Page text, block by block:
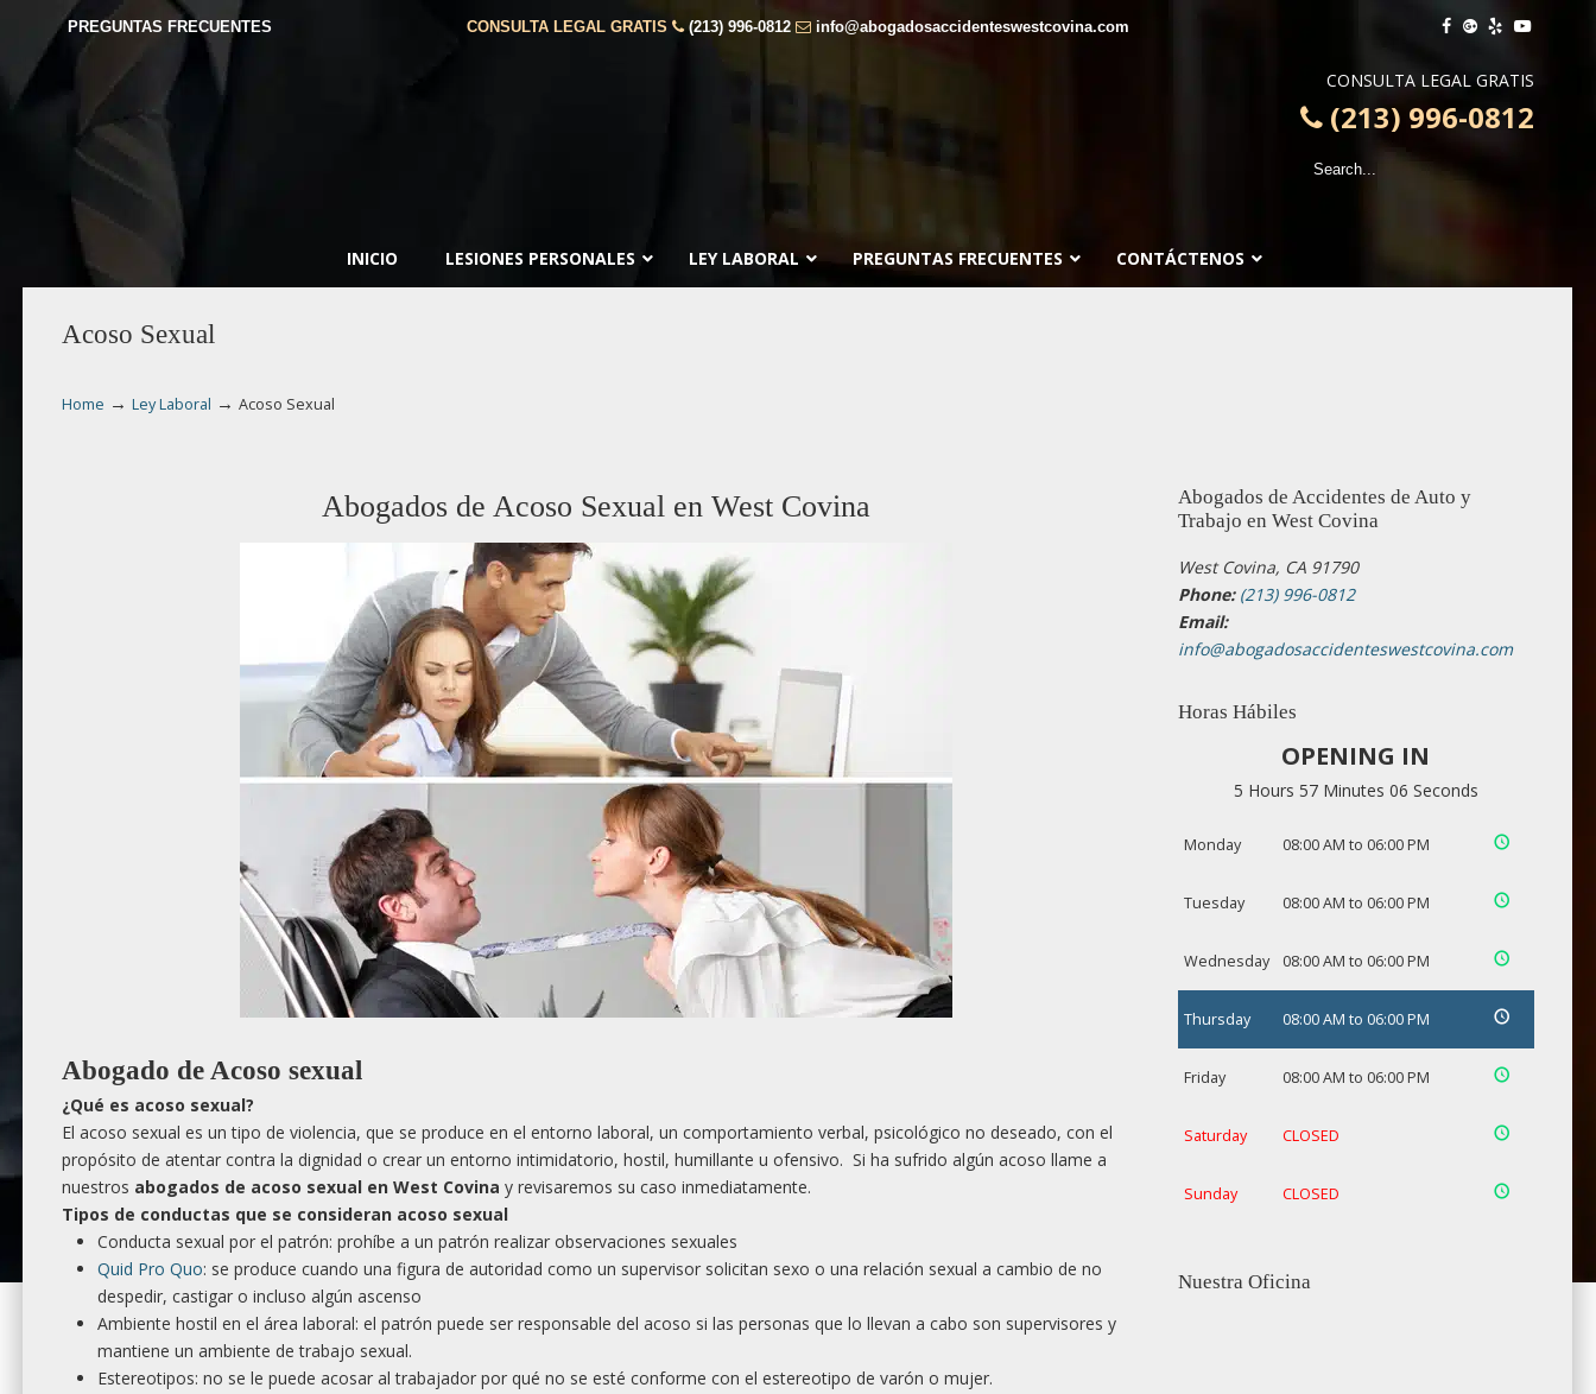
PREGUNTAS FRECUENTES CONSULTA LEGAL GRATIS (213) 996-0812 info@abogadosaccidenteswestcovina.com
CONSULTA LEGAL GRATIS
(213) 996-0812
INICIO LESIONES PERSONALES LEY LABORAL PREGUNTAS FRECUENTES CONTÁCTENOS
Acoso Sexual
Home → Ley Laboral → Acoso Sexual
Abogados de Acoso Sexual en West Covina
Abogado de Acoso sexual
¿Qué es acoso sexual?
El acoso sexual es un tipo de violencia, que se produce en el entorno laboral, un comportamiento verbal, psicológico no deseado, con el
propósito de atentar contra la dignidad o crear un entorno intimidatorio, hostil, humillante u ofensivo. Si ha sufrido algún acoso llame a
nuestros abogados de acoso sexual en West Covina y revisaremos su caso inmediatamente.
Tipos de conductas que se consideran acoso sexual
Conducta sexual por el patrón: prohíbe a un patrón realizar observaciones sexuales
Quid Pro Quo: se produce cuando una figura de autoridad como un supervisor solicitan sexo o una relación sexual a cambio de no
despedir, castigar o incluso algún ascenso
Ambiente hostil en el área laboral: el patrón puede ser responsable del acoso si las personas que lo llevan a cabo son supervisores y
mantiene un ambiente de trabajo sexual.
Estereotipos: no se le puede acosar al trabajador por qué no se esté conforme con el estereotipo de varón o mujer.
Abogados de Accidentes de Auto y
Trabajo en West Covina
West Covina, CA 91790
Phone: (213) 996-0812
Email:
info@abogadosaccidenteswestcovina.com
Horas Hábiles
OPENING IN
5 Hours 57 Minutes 05 Seconds
Monday 08:00 AM to 06:00 PM
Tuesday 08:00 AM to 06:00 PM
Wednesday 08:00 AM to 06:00 PM
Thursday 08:00 AM to 06:00 PM
Friday 08:00 AM to 06:00 PM
Saturday CLOSED
Sunday CLOSED
Nuestra Oficina